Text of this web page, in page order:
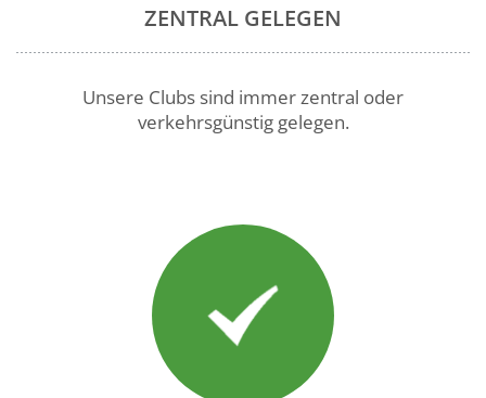
ZENTRAL GELEGEN
Unsere Clubs sind immer zentral oder
verkehrsgünstig gelegen.